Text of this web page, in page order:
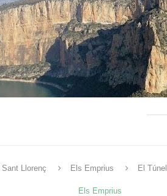
Sant Llorenç Els Emprius El
Els Emprius